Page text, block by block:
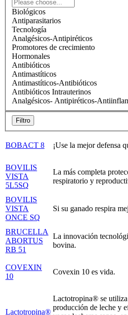
Biológicos
Antiparasitarios
Tecnología
Analgésicos-Antipiréticos
Promotores de crecimiento
Hormonales
Antibióticos
Antimastíticos
Antimastíticos-Antibióticos
Antibióticos Intrauterinos
Analgésicos- Antipiréticos-
Filtro
BOBACT 8 ¡Use la mejor defensa
BOVILIS
VISTA
5L5SQ
La más completa
respiratorio y
BOVILIS
VISTA
ONCE SQ
Si su ganado respira
BRUCELLA
ABORTUS
RB 51
La innovación
bovina.
COVEXIN
10
Covexin 10 es vida.
Lactotropina®
Lactotropina® se utiliza
producción de leche y